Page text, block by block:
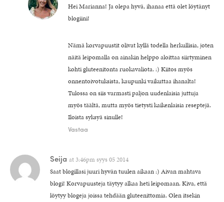
Hei Marianna! Ja olepa hyvä, ihanaa että olet löytänyt
blogiini!
Nämä korvapuustit olivat kyllä todella herkullisia, joten
näitä leipomalla on ainakin helppo aloittaa siirtyminen
kohti gluteenitonta ruokavaliota. :) Kiitos myös
onnentoivotuksista, kaupunki vaikuttaa ihanalta!
Tulossa on siis varmasti paljon uudenlaisia juttuja
myös täältä, mutta myös tietysti kaikenlaisia reseptejä.
Iloista syksyä sinulle!
Vastaa
Seija at 3:46pm syys 05 2014
Saat blogillasi juuri hyvän tuulen aikaan :) Aivan mahtava
blogi! Korvapuusteja täytyy alkaa heti leipomaan. Kiva, että
löytyy blogeja joissa tehdään gluteenittomia. Olen itsekin